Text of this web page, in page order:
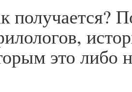
получается?
это либо